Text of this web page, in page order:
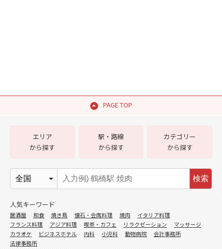
PAGE TOP
エリア
から探す
駅・路線
から探す
カテゴリー
から探す
検索
人気キーワード
居酒屋 和食 焼き鳥 懐石・会席料理 焼肉
イタリア料理
フランス料理
アジア料理 喫茶・カフェ リラクゼーション
マッサージ
カラオケ
ビジネスホテル 内科 小児科 動物病院
会計事務所
法律事務所